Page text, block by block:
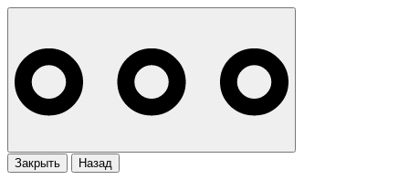
Закрыть Назад